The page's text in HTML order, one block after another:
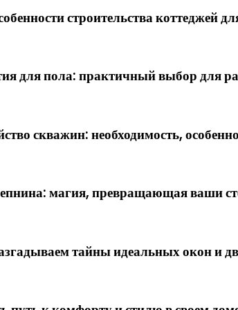
строительства коттеджей
для пола: практичный выбор для
скважин: необходимость,
магия, превращающая ваши
тайны идеальных окон и